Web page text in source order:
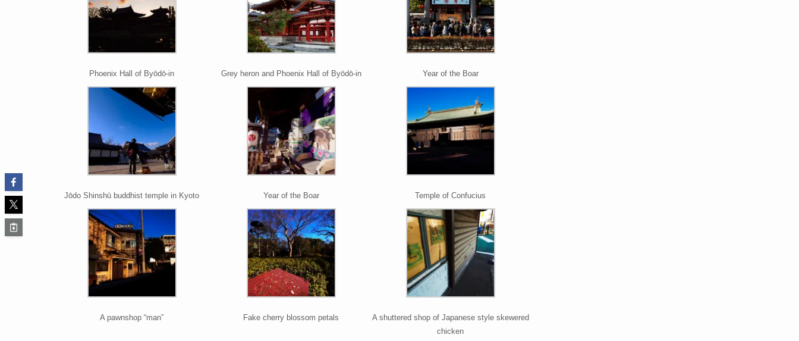
Phoenix Hall of Byōdō-in Grey heron and Phoenix Hall of Byōdō-in Year of the Boar
Jōdo Shinshū buddhist temple in Kyoto Year of the Boar Temple of Confucius
A pawnshop “man” Fake cherry blossom petals
A shuttered shop of Japanese style skewered
chicken